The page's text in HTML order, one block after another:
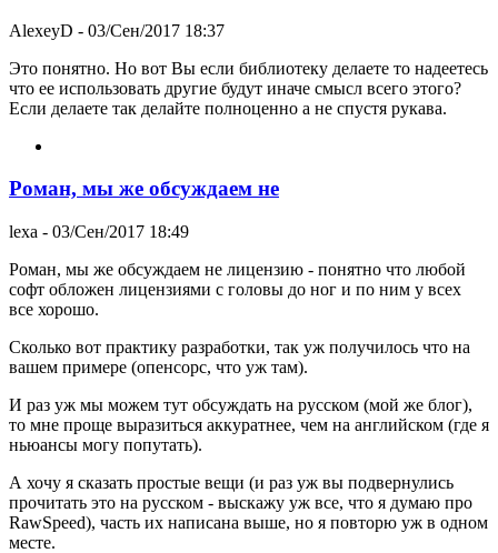
AlexeyD - 03/Сен/2017 18:37
Это понятно. Но вот Вы если библиотеку делаете то надеетесь
что ее использовать другие будут иначе смысл всего этого?
Если делаете так делайте полноценно а не спустя рукава.
Роман, мы же обсуждаем не
lexa - 03/Сен/2017 18:49
Роман, мы же обсуждаем не лицензию - понятно что любой
софт обложен лицензиями с головы до ног и по ним у всех
все хорошо.
Сколько вот практику разработки, так уж получилось что на
вашем примере (опенсорс, что уж там).
И раз уж мы можем тут обсуждать на русском (мой же блог),
то мне проще выразиться аккуратнее, чем на английском (где я
ньюансы могу попутать).
А хочу я сказать простые вещи (и раз уж вы подвернулись
прочитать это на русском - выскажу уж все, что я думаю про
RawSpeed), часть их написана выше, но я повторю уж в одном
месте.